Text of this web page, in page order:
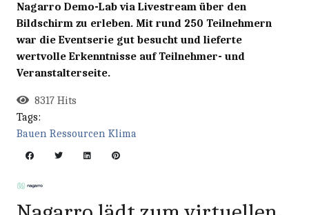
Nagarro Demo-Lab via Livestream über den
Bildschirm zu erleben. Mit rund 250 Teilnehmern
war die Eventserie gut besucht und lieferte
wertvolle Erkenntnisse auf Teilnehmer- und
Veranstalterseite.
8317 Hits
Tags:
Bauen Ressourcen Klima